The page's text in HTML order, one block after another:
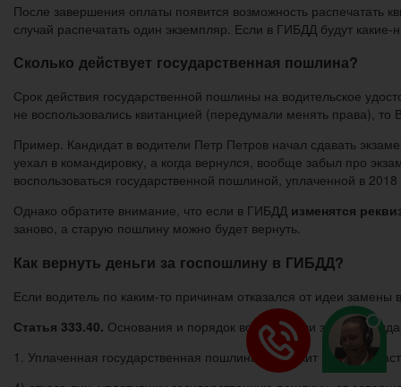
После завершения оплаты появится возможность
случай распечатать один экземпляр. Если в ГИБДД будут
Сколько действует государственная пошлина?
Срок действия государственной пошлины на водительское
не воспользовались квитанцией (передумали менять права),
Пример. Кандидат в водители Петр Петров начал сдавать
уехал в командировку, а когда вернулся, вообще забыл про
воспользоваться государственной пошлиной, уплаченной в 2018
Однако обратите внимание, что если в ГИБДД изменятся
заново, а старую пошлину можно будет вернуть.
Как вернуть деньги за госпошлину в ГИБДД?
Если водитель по каким-то причинам отказался от идеи
Статья 333.40. Основания и порядок возврата или зачета
1. Уплаченная государственная пошлина подлежит возврату